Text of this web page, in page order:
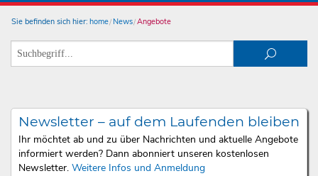
Sie befinden sich hier: home News Angebote
Newsletter – auf dem Laufenden bleiben
Ihr möchtet ab und zu über Nachrichten und aktuelle Angebote
informiert werden? Dann abonniert unseren kostenlosen
Newsletter. Weitere Infos und Anmeldung